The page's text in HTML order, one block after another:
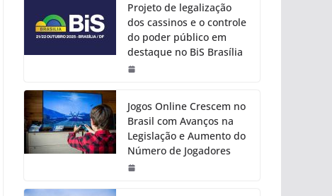
Projeto de legalização
dos cassinos e o controle
do poder público em
destaque no BiS Brasília
Jogos Online Crescem no
Brasil com Avanços na
Legislação e Aumento do
Número de Jogadores